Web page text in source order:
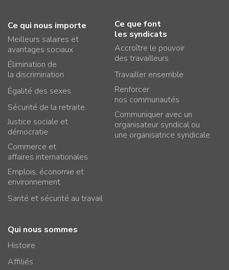
Ce qui nous importe
Meilleurs salaires et
avantages sociaux
Élimination de
la discrimination
Égalité des sexes
Sécurité de la retraite
Justice sociale et
démocratie
Commerce et
affaires internationales
Emplois, économie et
environnement
Santé et sécurité au travail
Ce que font
les syndicats
Accroître le pouvoir
des travailleurs
Travailler ensemble
Renforcer
nos communautés
Communiquer avec un
organisateur syndical ou
une organisatrice syndicale
Qui nous sommes
Histoire
Affiliés